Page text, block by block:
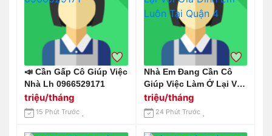
📣 Cần Gấp Cô Giúp Việc
Nhà Lh 0966529171
triệu/tháng
15 Phút Trước
Nhà Em Đang Cần Cô
Giúp Việc Làm Ở Lại Với
Gia Đình Em Luôn Tại
Quận 4
triệu/tháng
24 Phút Trước